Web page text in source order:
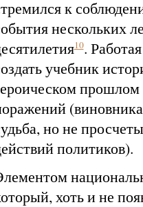
к
нескольких
10.
учебник
но не
политиков).
хоть и не